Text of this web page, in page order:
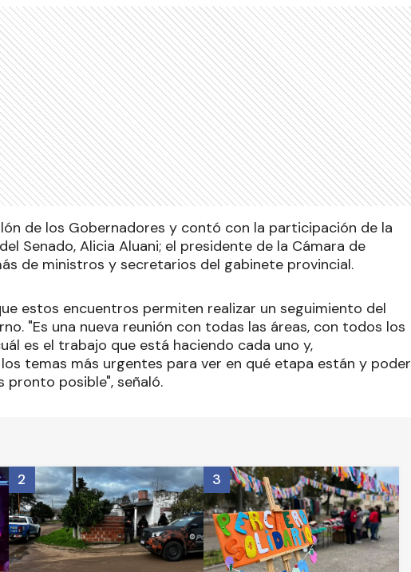
de los Gobernadores y contó con la participación de la
Senado, Alicia Aluani; el presidente de la Cámara de
de ministros y secretarios del gabinete provincial.
estos encuentros permiten realizar un seguimiento del
"Es una nueva reunión con todas las áreas, con todos los
es el trabajo que está haciendo cada uno y,
temas más urgentes para ver en qué etapa están y poder
pronto posible", señaló.
2 3